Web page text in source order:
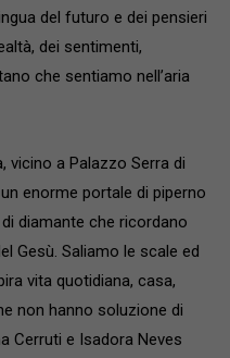
del futuro e dei pensieri
dei sentimenti,
che sentiamo nell’aria
vicino a Palazzo Serra di
enorme portale di piperno
diamante che ricordano
Gesù. Saliamo le scale ed
vita quotidiana, casa,
non hanno soluzione di
Cerruti e Isadora Neves